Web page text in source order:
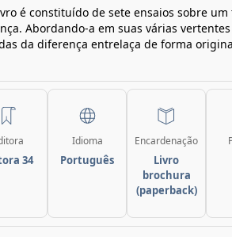
é constituído de sete ensaios sobre
Abordando-a em suas várias
da diferença entrelaça de forma
34
Idioma
Português
Encardenação
Livro
brochura
(paperback)